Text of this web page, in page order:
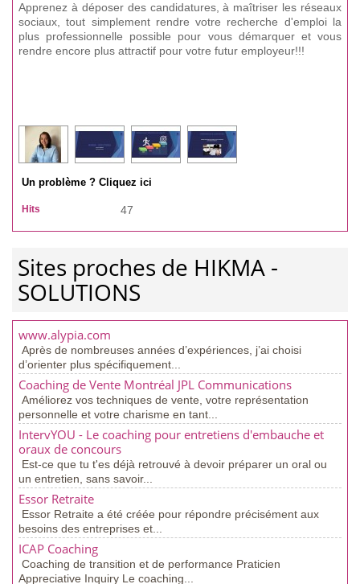
Apprenez à déposer des candidatures, à maîtriser les réseaux
sociaux, tout simplement rendre votre recherche d'emploi la
plus professionnelle possible pour vous démarquer et vous
rendre encore plus attractif pour votre futur employeur!!!
Un problème ? Cliquez ici
Hits 47
Sites proches de HIKMA -
SOLUTIONS
www.alypia.com
Après de nombreuses années d’expériences, j’ai choisi
d’orienter plus spécifiquement...
Coaching de Vente Montréal JPL Communications
Améliorez vos techniques de vente, votre représentation
personnelle et votre charisme en tant...
IntervYOU - Le coaching pour entretiens d'embauche et
oraux de concours
Est-ce que tu t'es déjà retrouvé à devoir préparer un oral ou
un entretien, sans savoir...
Essor Retraite
Essor Retraite a été créée pour répondre précisément aux
besoins des entreprises et...
ICAP Coaching
Coaching de transition et de performance Praticien
Appreciative Inquiry Le coaching...